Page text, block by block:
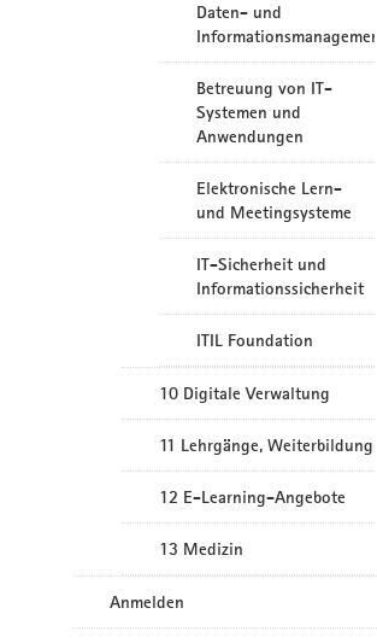
Daten- und
Informationsmanagement
Betreuung von IT-
Systemen und
Anwendungen
Elektronische Lern-
und Meetingsysteme
IT-Sicherheit und
Informationssicherheit
ITIL Foundation
10 Digitale Verwaltung
11 Lehrgänge, Weiterbildung
12 E-Learning-Angebote
13 Medizin
Anmelden